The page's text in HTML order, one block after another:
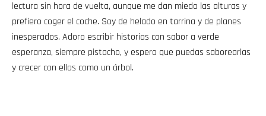
lectura sin hora de vuelta, aunque me dan miedo las alturas y
prefiero coger el coche. Soy de helado en tarrina y de planes
inesperados. Adoro escribir historias con sabor a verde
esperanza, siempre pistacho, y espero que puedas saborearlas
y crecer con ellas como un árbol.